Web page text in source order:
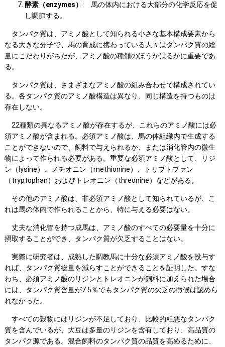
酵素（enzymes） : 馬の体内における大部分の化学反応を促
し調節する。
タンパク質は、アミノ酸として知られる小さな基本構成要素から
なる大きな分子で、馬の育成に携わっている人々はタンパク質の総
量にこだわりがちだが、アミノ酸の種類のほうがはるかに重要であ
る。
タンパク質は、さまざまなアミノ酸の組み合わせで構成されてい
る。各タンパク質のアミノ酸構造は異なり、同じ構造を持つものは
存在しない。
22種類の異なるアミノ酸が存在するが、これらのアミノ酸には必
須アミノ酸が含まれる。必須アミノ酸は、馬の体組織内で生成する
ことができないので、飼料で与えられるか、または消化管内の微生
物によって作られる必要がある。重要な必須アミノ酸として、リジ
ン（lysine）、メチオニン（methionine）、トリプトファン
（tryptophan）およびトレオニン（threonine）などがある。
その他のアミノ酸は、非必須アミノ酸として知られているが、こ
れは馬の体内で作られることから、特に与える必要はない。
丈夫な消化管を持つ成馬は、アミノ酸のすべての必要量を十分に
摂取することができ、タンパク質が欠乏することはない。
実際に研究者は、成熟した調教馬に十分な必須アミノ酸を投与す
れば、タンパク質総量を減らすことができることを証明した。すな
わち、必須アミノ酸のリジンとトレオニンが飼料に加えられた場合
には、タンパク質含量が7.5％でもタンパク質の欠乏の徴候は認めら
れなかった。
すべての穀物にはリジンが不足しており、比較的粗悪なタンパク
質を含んでいるが、大豆は多量のリジンを含有しており、高品質の
タンパク源である。混合飼料のタンパク質の品質を高めるために、